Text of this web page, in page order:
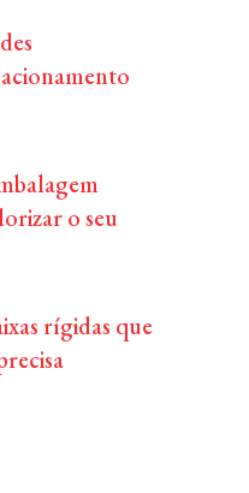
o seu
rígidas que